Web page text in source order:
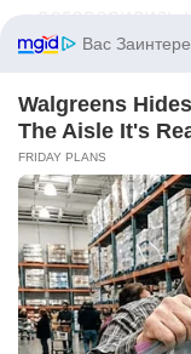
конфликтом.